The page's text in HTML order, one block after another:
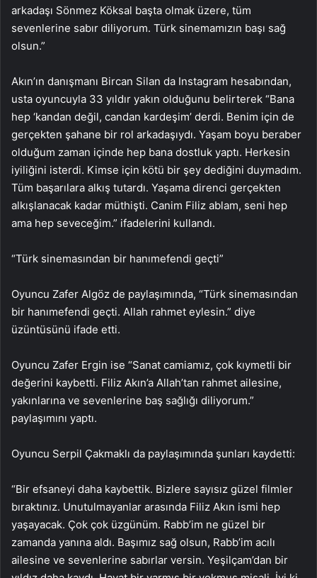
arkadaşı Sönmez Köksal başta olmak üzere, tüm
sevenlerine sabır diliyorum. Türk sinemamızın başı sağ
olsun.”
Akın’ın danışmanı Bircan Silan da Instagram hesabından,
usta oyuncuyla 33 yıldır yakın olduğunu belirterek “Bana
hep ‘kandan değil, candan kardeşim’ derdi. Benim için de
gerçekten şahane bir rol arkadaşıydı. Yaşam boyu beraber
olduğum zaman içinde hep bana dostluk yaptı. Herkesin
iyiliğini isterdi. Kimse için kötü bir şey dediğini duymadım.
Tüm başarılara alkış tutardı. Yaşama direnci gerçekten
alkışlanacak kadar müthişti. Canim Filiz ablam, seni hep
ama hep seveceğim.” ifadelerini kullandı.
“Türk sinemasından bir hanımefendi geçti”
Oyuncu Zafer Algöz de paylaşımında, “Türk sinemasından
bir hanımefendi geçti. Allah rahmet eylesin.” diye
üzüntüsünü ifade etti.
Oyuncu Zafer Ergin ise “Sanat camiamız, çok kıymetli bir
değerini kaybetti. Filiz Akın’a Allah’tan rahmet ailesine,
yakınlarına ve sevenlerine baş sağlığı diliyorum.”
paylaşımını yaptı.
Oyuncu Serpil Çakmaklı da paylaşımında şunları kaydetti:
“Bir efsaneyi daha kaybettik. Bizlere sayısız güzel filmler
bıraktınız. Unutulmayanlar arasında Filiz Akın ismi hep
yaşayacak. Çok çok üzgünüm. Rabb’im ne güzel bir
zamanda yanına aldı. Başımız sağ olsun, Rabb’im acılı
ailesine ve sevenlerine sabırlar versin. Yeşilçam’dan bir